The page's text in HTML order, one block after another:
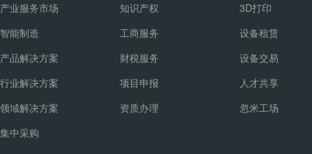
产业服务市场
智能制造
产品解决方案
行业解决方案
领域解决方案
集中采购
知识产权
工商服务
财税服务
项目申报
资质办理
3D打印
设备租赁
设备交易
人才共享
忽米工场